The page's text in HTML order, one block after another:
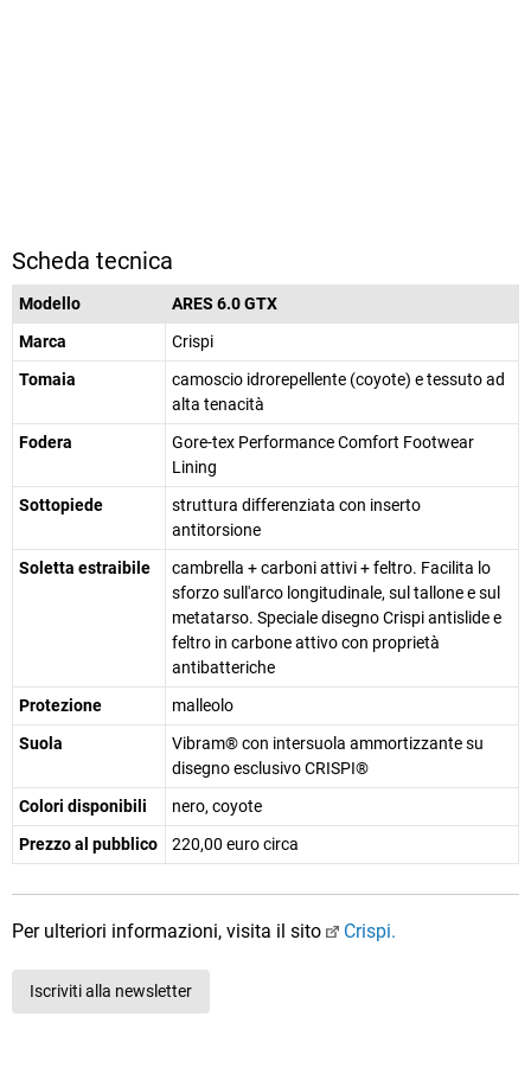
Scheda tecnica
Modello
ARES 6.0 GTX
Marca
Crispi
Tomaia
camoscio idrorepellente (coyote) e tessuto ad
alta tenacità
Fodera
Gore-tex Performance Comfort Footwear
Lining
Sottopiede
struttura differenziata con inserto
antitorsione
Soletta estraibile
cambrella + carboni attivi + feltro. Facilita lo
sforzo sull'arco longitudinale, sul tallone e sul
metatarso. Speciale disegno Crispi antislide e
feltro in carbone attivo con proprietà
antibatteriche
Protezione
malleolo
Suola
Vibram® con intersuola ammortizzante su
disegno esclusivo CRISPI®
Colori disponibili
nero, coyote
Prezzo al pubblico
220,00 euro circa
Per ulteriori informazioni, visita il sito Crispi.
Iscriviti alla newsletter